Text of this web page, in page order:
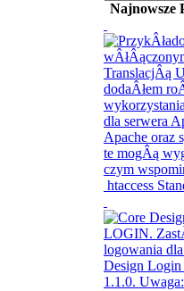
Najnowsze
htaccess